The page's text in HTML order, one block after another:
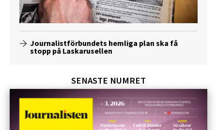
Journalistförbundets hemliga plan ska få
stopp på Laskarusellen
SENASTE NUMRET